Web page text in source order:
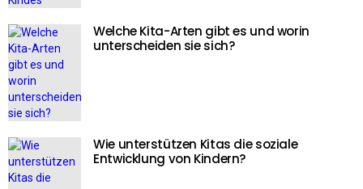
Welche Kita-Arten gibt es und worin
unterscheiden sie sich?
Wie unterstützen Kitas die soziale
Entwicklung von Kindern?